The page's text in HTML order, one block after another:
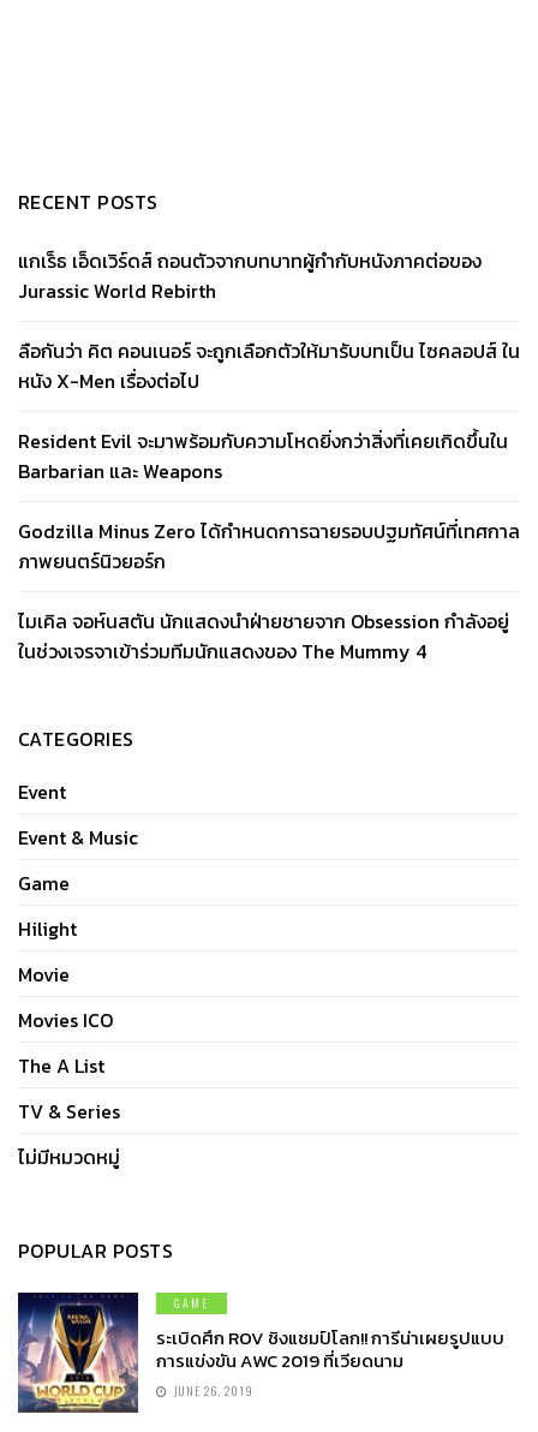
RECENT POSTS
แกเร็ธ เอ็ดเวิร์ดส์ ถอนตัวจากบทบาทผู้กำกับหนังภาคต่อของ
Jurassic World Rebirth
ลือกันว่า คิต คอนเนอร์ จะถูกเลือกตัวให้มารับบทเป็น ไซคลอปส์ ใน
หนัง X-Men เรื่องต่อไป
Resident Evil จะมาพร้อมกับความโหดยิ่งกว่าสิ่งที่เคยเกิดขึ้นใน
Barbarian และ Weapons
Godzilla Minus Zero ได้กำหนดการฉายรอบปฐมทัศน์ที่เทศกาล
ภาพยนตร์นิวยอร์ก
ไมเคิล จอห์นสตัน นักแสดงนำฝ่ายชายจาก Obsession กำลังอยู่
ในช่วงเจรจาเข้าร่วมทีมนักแสดงของ The Mummy 4
CATEGORIES
Event
Event & Music
Game
Hilight
Movie
Movies ICO
The A List
TV & Series
ไม่มีหมวดหมู่
POPULAR POSTS
GAME
ระเบิดศึก ROV ชิงแชมป์โลก!! การีน่าเผยรูปแบบ
การแข่งขัน AWC 2019 ที่เวียดนาม
JUNE 26, 2019